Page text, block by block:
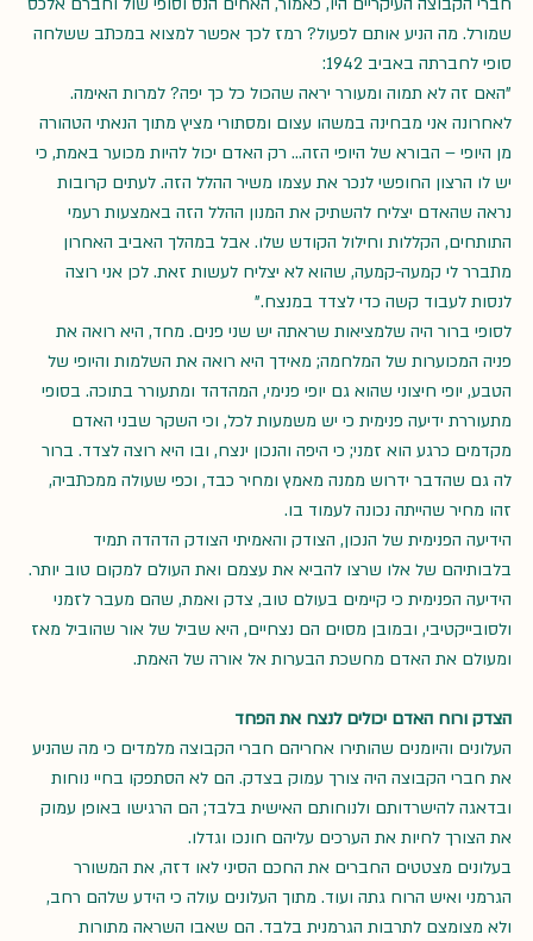
שמורל. מה הניע אותם לפעול? רמז לכך אפשר למצוא במכתב ששלחה
סופי לחברתה באביב 1942:
"האם זה לא תמוה ומעורר יראה שהכול כל כך יפה? למרות האימה.
לאחרונה אני מבחינה במשהו עצום ומסתורי מציץ מתוך הנאתי הטהורה
מן היופי – הבורא של היופי הזה… רק האדם יכול להיות מכוער באמת, כי
יש לו הרצון החופשי לנכר את עצמו משיר ההלל הזה. לעתים קרובות
נראה שהאדם יצליח להשתיק את המנון ההלל הזה באמצעות רעמי
התותחים, הקללות וחילול הקודש שלו. אבל במהלך האביב האחרון
מתברר לי קמעה-קמעה, שהוא לא יצליח לעשות זאת. לכן אני רוצה
לנסות לעבוד קשה כדי לצדד במנצח."
לסופי ברור היה שלמציאות שראתה יש שני פנים. מחד, היא רואה את
פניה המכוערות של המלחמה; מאידך היא רואה את השלמות והיופי של
הטבע, יופי חיצוני שהוא גם יופי פנימי, המהדהד ומתעורר בתוכה. בסופי
מתעוררת ידיעה פנימית כי יש משמעות לכל, וכי השקר שבני האדם
מקדמים כרגע הוא זמני; כי היפה והנכון ינצח, ובו היא רוצה לצדד. ברור
לה גם שהדבר ידרוש ממנה מאמץ ומחיר כבד, וכפי שעולה ממכתביה,
זהו מחיר שהייתה נכונה לעמוד בו.
הידיעה הפנימית של הנכון, הצודק והאמיתי הצודק הדהדה תמיד
בלבותיהם של אלו שרצו להביא את עצמם ואת העולם למקום טוב יותר.
הידיעה הפנימית כי קיימים בעולם טוב, צדק ואמת, שהם מעבר לזמני
ולסובייקטיבי, ובמובן מסוים הם נצחיים, היא שביל של אור שהוביל מאז
ומעולם את האדם מחשכת הבערות אל אורה של האמת.
הצדק ורוח האדם יכולים לנצח את הפחד
העלונים והיומנים שהותירו אחריהם חברי הקבוצה מלמדים כי מה שהניע
את חברי הקבוצה היה צורך עמוק בצדק. הם לא הסתפקו בחיי נוחות
ובדאגה להישרדותם ולנוחותם האישית בלבד; הם הרגישו באופן עמוק
את הצורך לחיות את הערכים עליהם חונכו וגדלו.
בעלונים מצטטים החברים את החכם הסיני לאו דזה, את המשורר
הגרמני ואיש הרוח גתה ועוד. מתוך העלונים עולה כי הידע שלהם רחב,
ולא מצומצם לתרבות הגרמנית בלבד. הם שאבו השראה מתורות